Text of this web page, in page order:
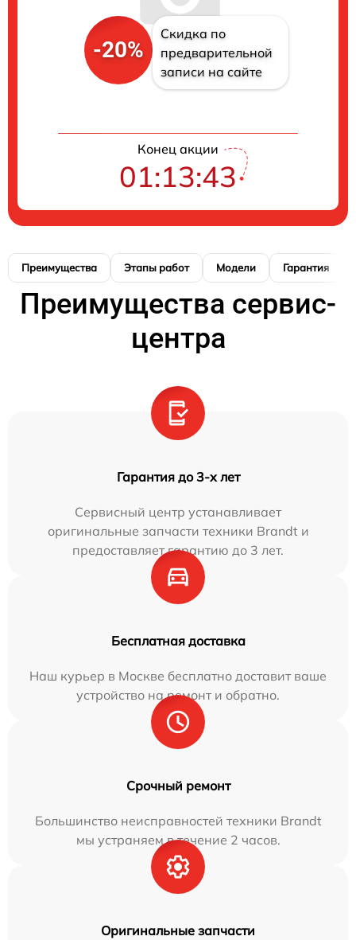
-20%
Скидка по
предварительной
записи на сайте
Конец акции
01:13:42
Преимущества Этапы работ Модели Гарантия
Преимущества сервис-
центра
Гарантия до 3-х лет
Сервисный центр устанавливает
оригинальные запчасти техники Brandt и
предоставляет гарантию до 3 лет.
Бесплатная доставка
Наш курьер в Москве бесплатно доставит ваше
устройство на ремонт и обратно.
Срочный ремонт
Большинство неисправностей техники Brandt
мы устраняем в течение 2 часов.
Оригинальные запчасти